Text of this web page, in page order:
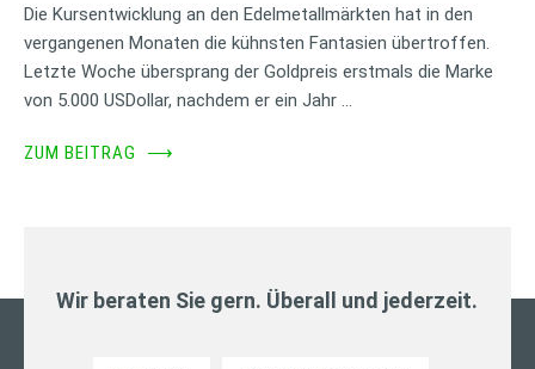
Die Kursentwicklung an den Edelmetallmärkten hat in den
vergangenen Monaten die kühnsten Fantasien übertroffen.
Letzte Woche übersprang der Goldpreis erstmals die Marke
von 5.000 USDollar, nachdem er ein Jahr …
ZUM BEITRAG ⟶
Wir beraten Sie gern. Überall und jederzeit.